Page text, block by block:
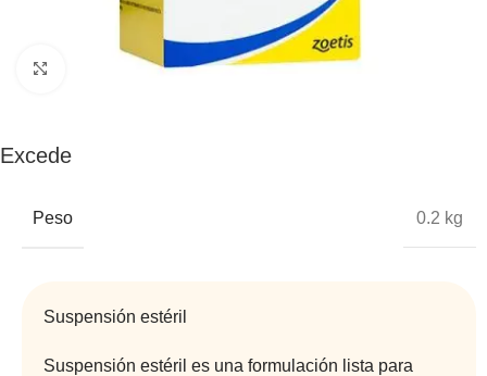
Click to enlarge
Excede
Peso 0.2 kg
Suspensión estéril
Suspensión estéril es una formulación lista para